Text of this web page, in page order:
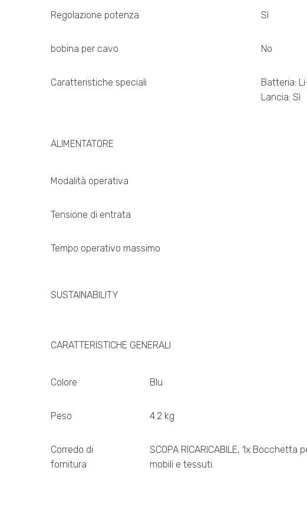
Regolazione potenza Sì
bobina per cavo No
Caratteristiche speciali
Batteria:
Lancia: Sì
ALIMENTATORE
Modalità operativa
Tensione di entrata
Tempo operativo massimo
SUSTAINABILITY
CARATTERISTICHE GENERALI
Colore Blu
Peso 4.2 kg
Corredo di
fornitura
SCOPA RICARICABILE, 1x
mobili e tessuti.